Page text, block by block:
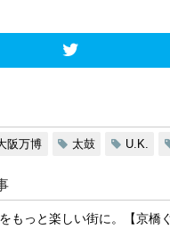
阪万博 太鼓 U.K.
もっと楽しい街に。【京橋